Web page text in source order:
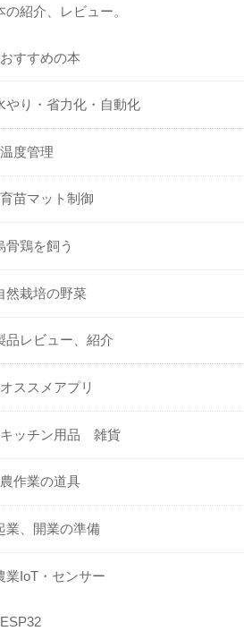
の紹介、レビュー。
おすすめの本
やり・省力化・自動化
温度管理
育苗マット制御
骨鶏を飼う
然栽培の野菜
品レビュー、紹介
オススメアプリ
キッチン用品 雑貨
農作業の道具
業、開業の準備
業IoT・センサー
ESP32